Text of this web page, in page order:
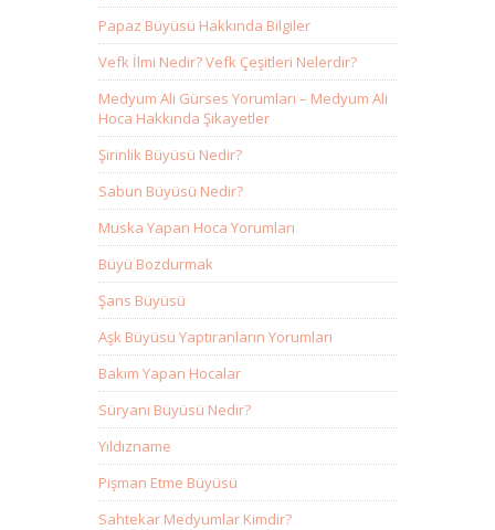
Papaz Büyüsü Hakkında Bilgiler
Vefk İlmi Nedir? Vefk Çeşitleri Nelerdir?
Medyum Ali Gürses Yorumları – Medyum Ali
Hoca Hakkında Şikayetler
Şirinlik Büyüsü Nedir?
Sabun Büyüsü Nedir?
Muska Yapan Hoca Yorumları
Büyü Bozdurmak
Şans Büyüsü
Aşk Büyüsü Yaptıranların Yorumları
Bakım Yapan Hocalar
Süryani Büyüsü Nedir?
Yıldızname
Pişman Etme Büyüsü
Sahtekar Medyumlar Kimdir?